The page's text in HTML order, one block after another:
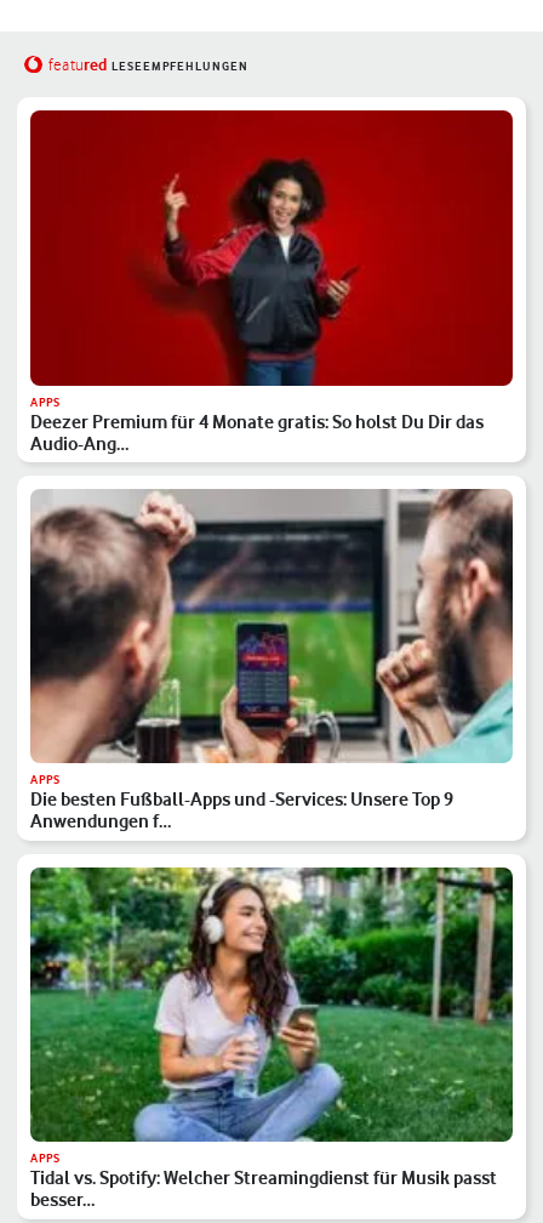
featured LESEEMPFEHLUNGEN
APPS
Deezer Premium für 4 Monate gratis: So holst Du Dir das
Audio-Ang…
APPS
Die besten Fußball-Apps und -Services: Unsere Top 9
Anwendungen f…
APPS
Tidal vs. Spotify: Welcher Streamingdienst für Musik passt
besser…